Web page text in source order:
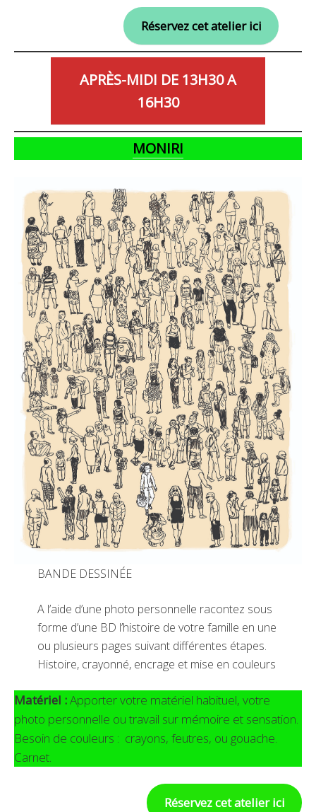
Réservez cet atelier ici
APRÈS-MIDI DE 13H30 A
16H30
MONIRI
BANDE DESSINÉE
A l’aide d’une photo personnelle racontez sous
forme d’une BD l’histoire de votre famille en une
ou plusieurs pages suivant différentes étapes.
Histoire, crayonné, encrage et mise en couleurs
Matériel :Apporter votre matériel habituel, votre
photo personnelle ou travail sur mémoire et sensation.
Besoin de couleurs : crayons, feutres, ou gouache.
Carnet.
Réservez cet atelier ici